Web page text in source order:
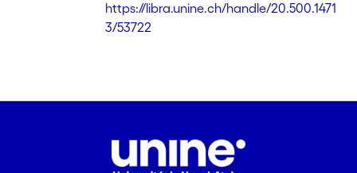
https://libra.unine.ch/handle/20.500.1471
3/53722